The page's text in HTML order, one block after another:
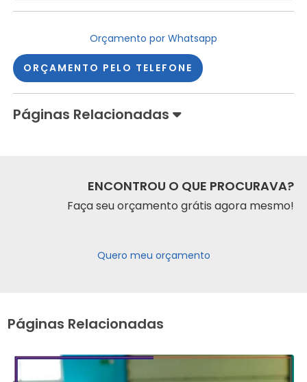
Orçamento por Whatsapp
ORÇAMENTO PELO TELEFONE
Páginas Relacionadas
ENCONTROU O QUE PROCURAVA?
Faça seu orçamento grátis agora mesmo!
Quero meu orçamento
Páginas Relacionadas